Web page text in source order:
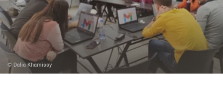
© Dalia Khamissy